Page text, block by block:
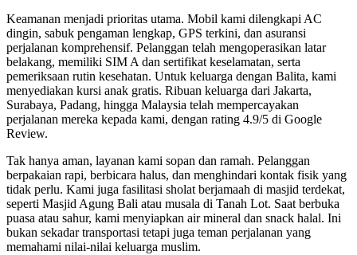
Keamanan menjadi prioritas utama. Mobil kami dilengkapi AC
dingin, sabuk pengaman lengkap, GPS terkini, dan asuransi
perjalanan komprehensif. Pelanggan telah mengoperasikan latar
belakang, memiliki SIM A dan sertifikat keselamatan, serta
pemeriksaan rutin kesehatan. Untuk keluarga dengan Balita, kami
menyediakan kursi anak gratis. Ribuan keluarga dari Jakarta,
Surabaya, Padang, hingga Malaysia telah mempercayakan
perjalanan mereka kepada kami, dengan rating 4.9/5 di Google
Review.
Tak hanya aman, layanan kami sopan dan ramah. Pelanggan
berpakaian rapi, berbicara halus, dan menghindari kontak fisik yang
tidak perlu. Kami juga fasilitasi sholat berjamaah di masjid terdekat,
seperti Masjid Agung Bali atau musala di Tanah Lot. Saat berbuka
puasa atau sahur, kami menyiapkan air mineral dan snack halal. Ini
bukan sekadar transportasi tetapi juga teman perjalanan yang
memahami nilai-nilai keluarga muslim.